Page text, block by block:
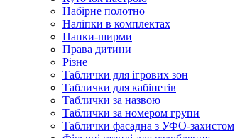
Набірне полотно
Наліпки в комплектах
Папки-ширми
Права дитини
Різне
Таблички для ігрових зон
Таблички для кабінетів
Таблички за назвою
Таблички за номером групи
Таблички фасадна з УФО-захистом